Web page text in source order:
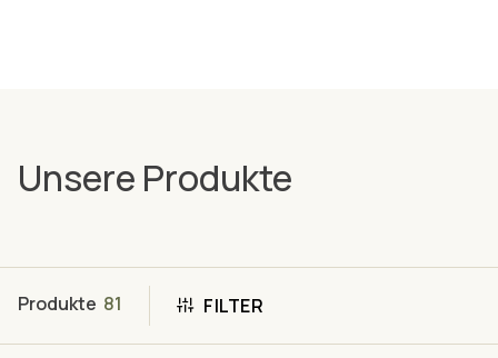
Unsere Produkte
Produkte 81 FILTER